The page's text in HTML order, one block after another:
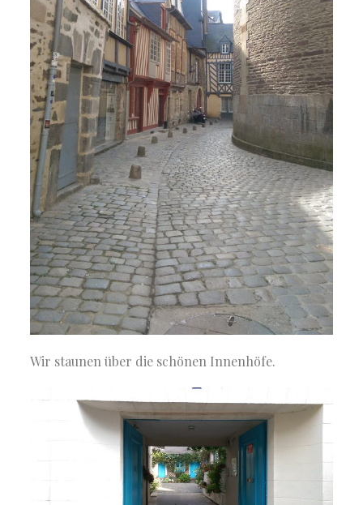
Wir staunen über die schönen Innenhöfe.